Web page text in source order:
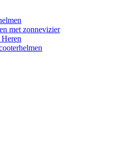
met zonnevizier